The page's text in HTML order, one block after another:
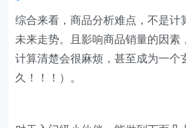
综合来看，商品分析难点，不是计
未来走势。且影响商品销量的因素
计算清楚会很麻烦，甚至成为一个
久！！！）。